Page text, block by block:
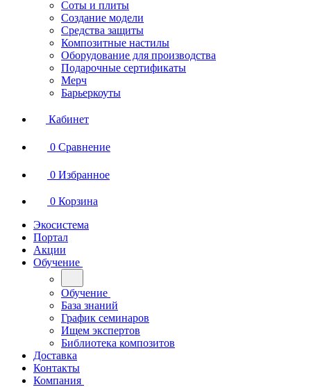
Соты и плиты
Создание модели
Средства защиты
Композитные настилы
Оборудование для производства
Подарочные сертификаты
Мерч
Барьеркоуты
Кабинет
0 Сравнение
0 Избранное
0 Корзина
Экосистема
Портал
Акции
Обучение
Обучение
База знаний
График семинаров
Ищем экспертов
Библиотека композитов
Доставка
Контакты
Компания